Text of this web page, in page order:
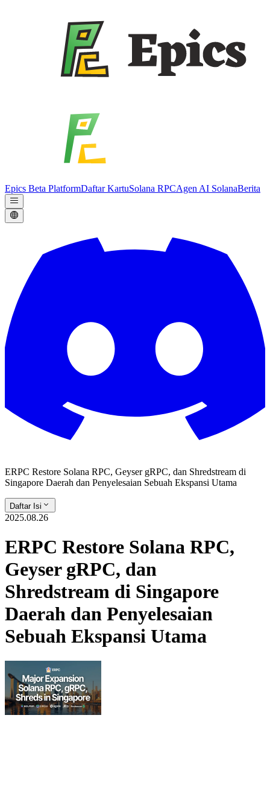
Epics Beta PlatformDaftar KartuSolana RPCAgen AI SolanaBerita
ERPC Restore Solana RPC, Geyser gRPC, dan Shredstream di
Singapore Daerah dan Penyelesaian Sebuah Ekspansi Utama
Daftar Isi
2025.08.26
ERPC Restore Solana RPC,
Geyser gRPC, dan
Shredstream di Singapore
Daerah dan Penyelesaian
Sebuah Ekspansi Utama